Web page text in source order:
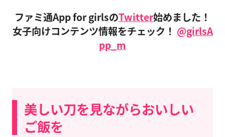
ファミ通App for girlsのTwitter始めました！
女子向けコンテンツ情報をチェック！ @girlsA
pp_m
美しい刀を見ながらおいしい
ご飯を